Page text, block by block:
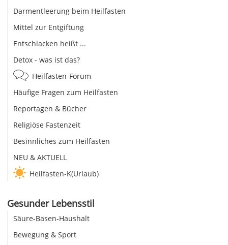
Darmentleerung beim Heilfasten
Mittel zur Entgiftung
Entschlacken heißt ...
Detox - was ist das?
Heilfasten-Forum
Häufige Fragen zum Heilfasten
Reportagen & Bücher
Religiöse Fastenzeit
Besinnliches zum Heilfasten
NEU & AKTUELL
Heilfasten-K(Urlaub)
Gesunder Lebensstil
Säure-Basen-Haushalt
Bewegung & Sport